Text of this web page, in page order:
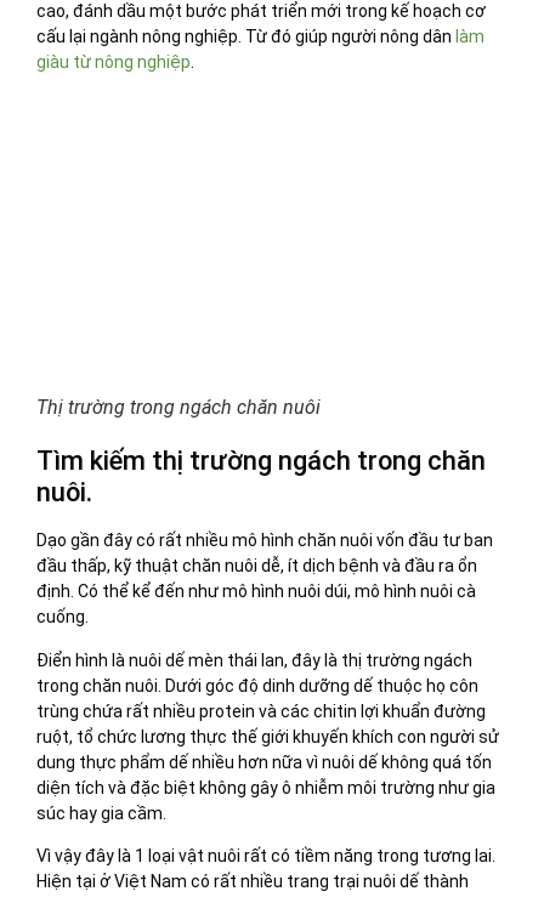
cao, đánh dầu một bước phát triển mới trong kế hoạch cơ
cấu lại ngành nông nghiệp. Từ đó giúp người nông dân làm
giàu từ nông nghiệp
Thị trường trong ngách chăn nuôi
Tìm kiếm thị trường ngách trong chăn
nuôi.
Dạo gần đây có rất nhiều mô hình chăn nuôi vốn đầu tư ban
đầu thấp, kỹ thuật chăn nuôi dễ, ít dịch bệnh và đầu ra ổn
định. Có thể kể đến như mô hình nuôi dúi, mô hình nuôi cà
cuống.
Điển hình là nuôi dế mèn thái lan, đây là thị trường ngách
trong chăn nuôi. Dưới góc độ dinh dưỡng dế thuộc họ côn
trùng chứa rất nhiều protein và các chitin lợi khuẩn đường
ruột, tổ chức lương thực thế giới khuyến khích con người sử
dung thực phẩm dế nhiều hơn nữa vì nuôi dế không quá tốn
diện tích và đặc biệt không gây ô nhiễm môi trường như gia
súc hay gia cầm.
Vì vậy đây là 1 loại vật nuôi rất có tiềm năng trong tương lai.
Hiện tại ở Việt Nam có rất nhiều trang trại nuôi dế thành